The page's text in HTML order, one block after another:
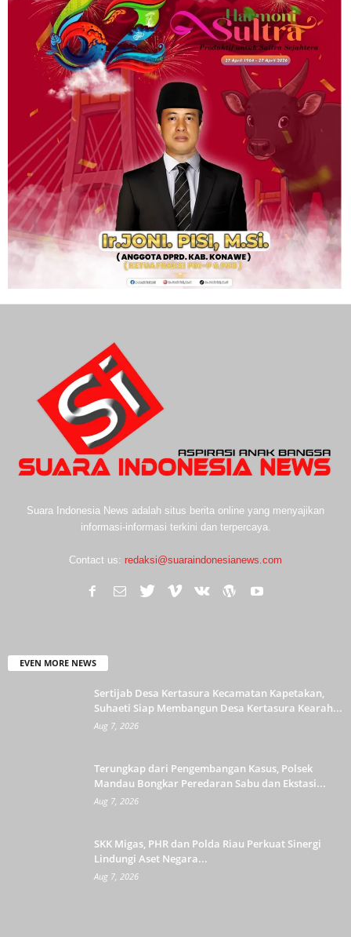
Suara Indonesia News adalah situs berita online yang menyajikan
informasi-informasi terkini dan terpercaya.
Contact us: redaksi@suaraindonesianews.com
EVEN MORE NEWS
Sertijab Desa Kertasura Kecamatan Kapetakan,
Suhaeti Siap Membangun Desa Kertasura Kearah...
Aug 7, 2026
Terungkap dari Pengembangan Kasus, Polsek
Mandau Bongkar Peredaran Sabu dan Ekstasi...
Aug 7, 2026
SKK Migas, PHR dan Polda Riau Perkuat Sinergi
Lindungi Aset Negara...
Aug 7, 2026